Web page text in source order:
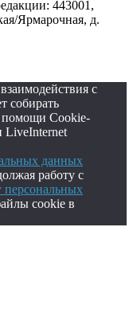
443001,
Ярмарочная, д.
с
собирать
помощи Cookie-
LiveInternet
данных
работу с
персональных
cookie в